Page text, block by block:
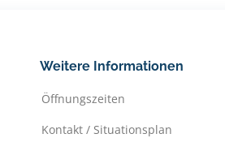
Weitere Informationen
Öffnungszeiten
Kontakt / Situationsplan